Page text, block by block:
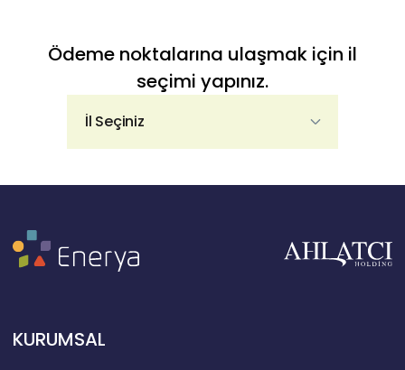
Ödeme noktalarına ulaşmak için il
seçimi yapınız.
İl Seçiniz
KURUMSAL